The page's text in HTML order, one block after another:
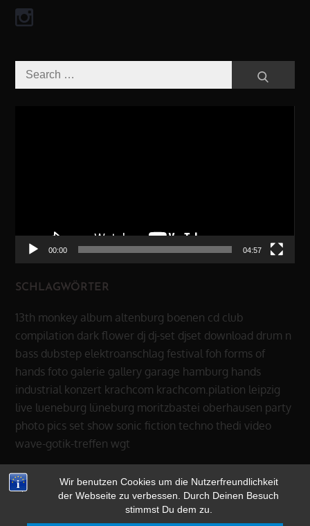
Wir benutzen Cookies um die Nutzerfreundlichkeit
der Webseite zu verbessen. Durch Deinen Besuch
stimmst Du dem zu.
Search
for:
00:00 04:57
SCHLAGWÖRTER
13th monkey album altenburg boenen cd club
compilation dark flower dj dj-set djset download drum n
bass dubstep elektroanschlag festival foh forms of
hands foto galerie gallery garage hamburg hands
industrial konzert krachcom krachcom.pilation leipzig
live lueneburg lüneburg moritzbastei oberhausen party
photo pics set show sonic fiction techno thedi video
wave-gotik-treffen wgt
Copyright © 202613th MONKEY|datenschutz